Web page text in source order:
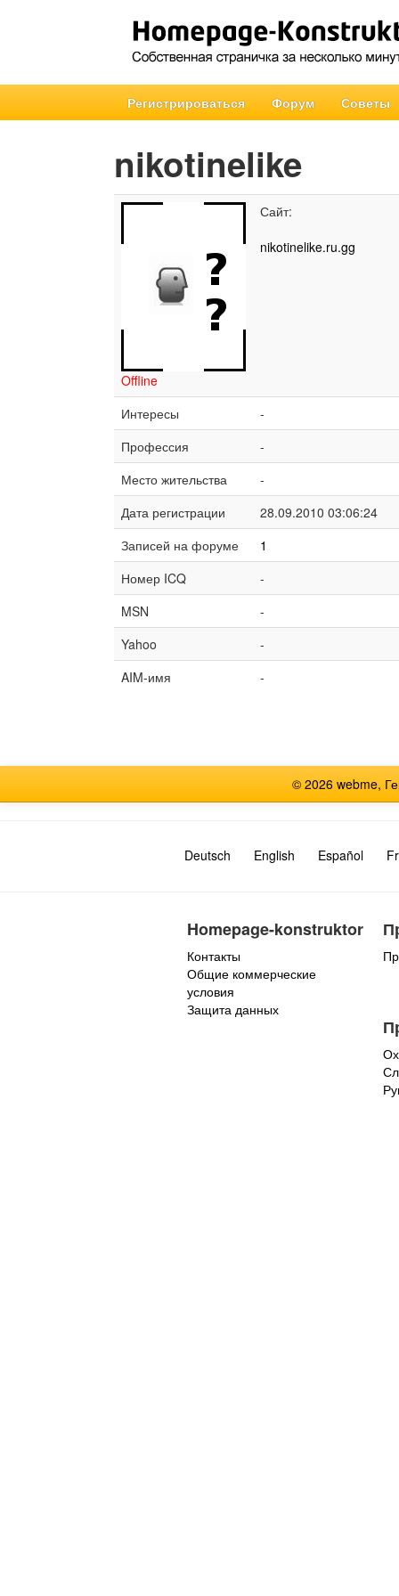
Регистрироваться Форум Советы
nikotinelike
Offline
Сайт:
nikotinelike.ru.gg
Интересы
-
Профессия
-
Место жительства
-
Дата регистрации
28.09.2010 03:06:24
Записей на форуме
1
Номер ICQ
-
MSN
-
Yahoo
-
AIM-имя
-
© 2026 webme,
Deutsch English Español
Homepage-konstruktor
Контакты
Общие коммерческие
условия
Защита данных